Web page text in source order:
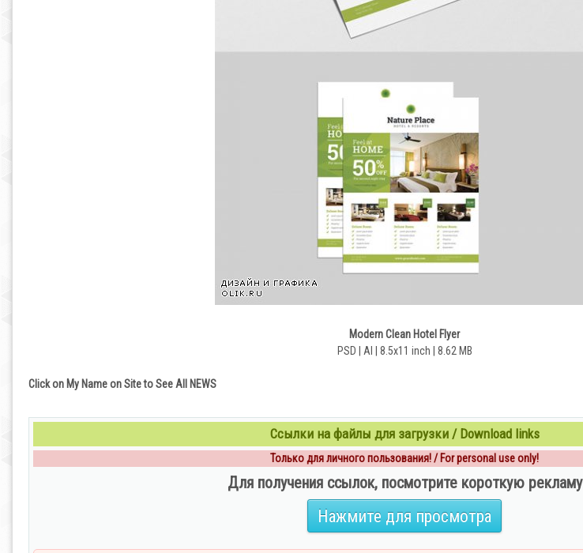
Modern Clean Hotel Flyer
PSD | AI | 8.5x11 inch | 8.62 MB
Click on My Name on Site to See All NEWS
Ссылки на файлы для загрузки / Download links
Только для личного пользования! / For personal use only!
Для получения ссылок, посмотрите короткую рекламу
Нажмите для просмотра